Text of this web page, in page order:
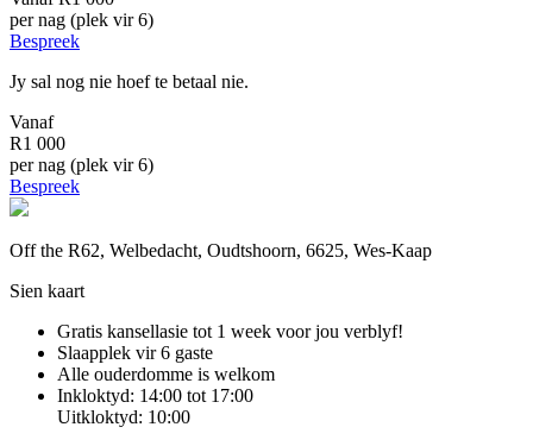
per nag (plek vir 6)
Bespreek
Jy sal nog nie hoef te betaal nie.
Vanaf
R1 000
per nag (plek vir 6)
Bespreek
Off the R62, Welbedacht, Oudtshoorn, 6625, Wes-Kaap
Sien kaart
Gratis kansellasie tot 1 week voor jou verblyf!
Slaapplek vir 6 gaste
Alle ouderdomme is welkom
Inkloktyd: 14:00 tot 17:00
Uitkloktyd: 10:00